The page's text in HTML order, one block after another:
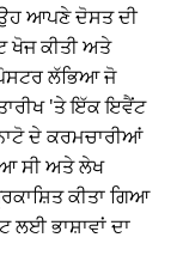
ਆਪਣੇ ਦੋਸਤ ਦੀ
ਖੋਜ ਕੀਤੀ ਅਤੇ
ਲੱਭਿਆ ਜੋ
'ਤੇ ਇੱਕ ਇਵੈਂਟ
ਦੇ ਕਰਮਚਾਰੀਆਂ
ਸੀ ਅਤੇ ਲੇਖ
ਕੀਤਾ ਗਿਆ
ਲਈ ਭਾਸ਼ਾਵਾਂ ਦਾ